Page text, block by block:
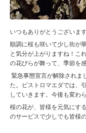
いつもありがとうございます
順調に桜も咲いて少し街が
と気分が上がりますね！こ
の花びらが舞って、季節を
緊急事態宣言が解除されま
た。ビストロマエダでは、
していきます。今後も変わ
桜の花が、皆様を元気にす
のサービスで少しでも皆様